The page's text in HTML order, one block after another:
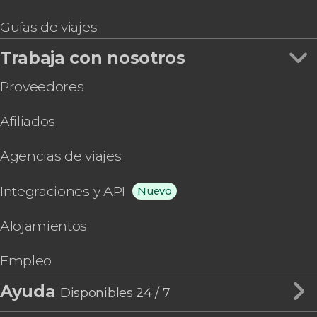
Guías de viajes
Trabaja con nosotros
Proveedores
Afiliados
Agencias de viajes
Integraciones y API Nuevo
Alojamientos
Empleo
Ayuda Disponibles 24 / 7